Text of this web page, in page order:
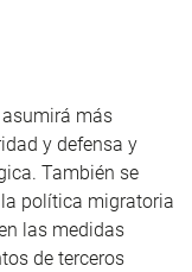
asumirá más
y defensa y
También se
política migratoria
las medidas
de terceros